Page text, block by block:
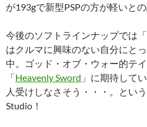
が193gで新型PSPの方が軽いと
今後のソフトラインナップでは
はクルマに興味のない自分にと
中。ゴッド・オブ・ウォー的テ
「Heavenly Sword 」に期待して
人受けしなさそう・・・。とい
Studio！